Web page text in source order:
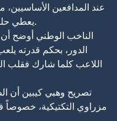
عند المدافعين
يعطي حلول إضافية فقلب الدفاع عند الضرورة.
الناخب الوطني أوضح
الدور، بحكم قدرته
اللاعب كلما شارك فقلب
تصريح وهبي كيبين أن
مزراوي التكتيكية، خصوصاً